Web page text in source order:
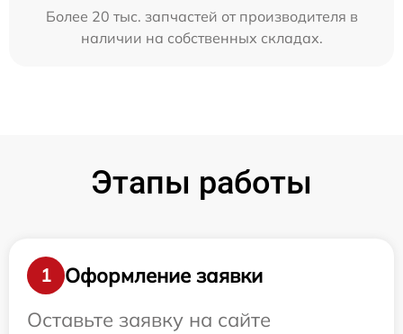
Более 20 тыс. запчастей от производителя в
наличии на собственных складах.
Этапы работы
1
Оформление заявки
Оставьте заявку на сайте